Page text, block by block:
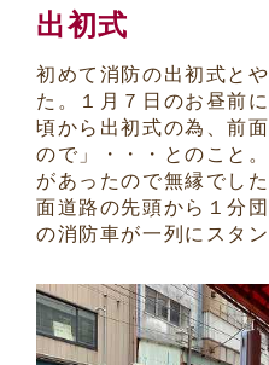
出初式
初めて消防の出初式と
た。１月７日のお昼前
頃から出初式の為、前
ので」・・・とのこと
があったので無縁でし
面道路の先頭から１分
の消防車が一列にスタン